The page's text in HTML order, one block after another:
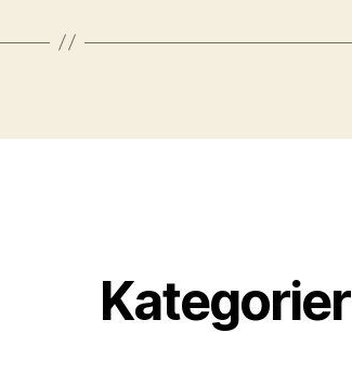
Kategorier